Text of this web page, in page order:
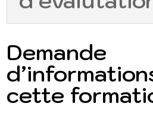
Demande
cette